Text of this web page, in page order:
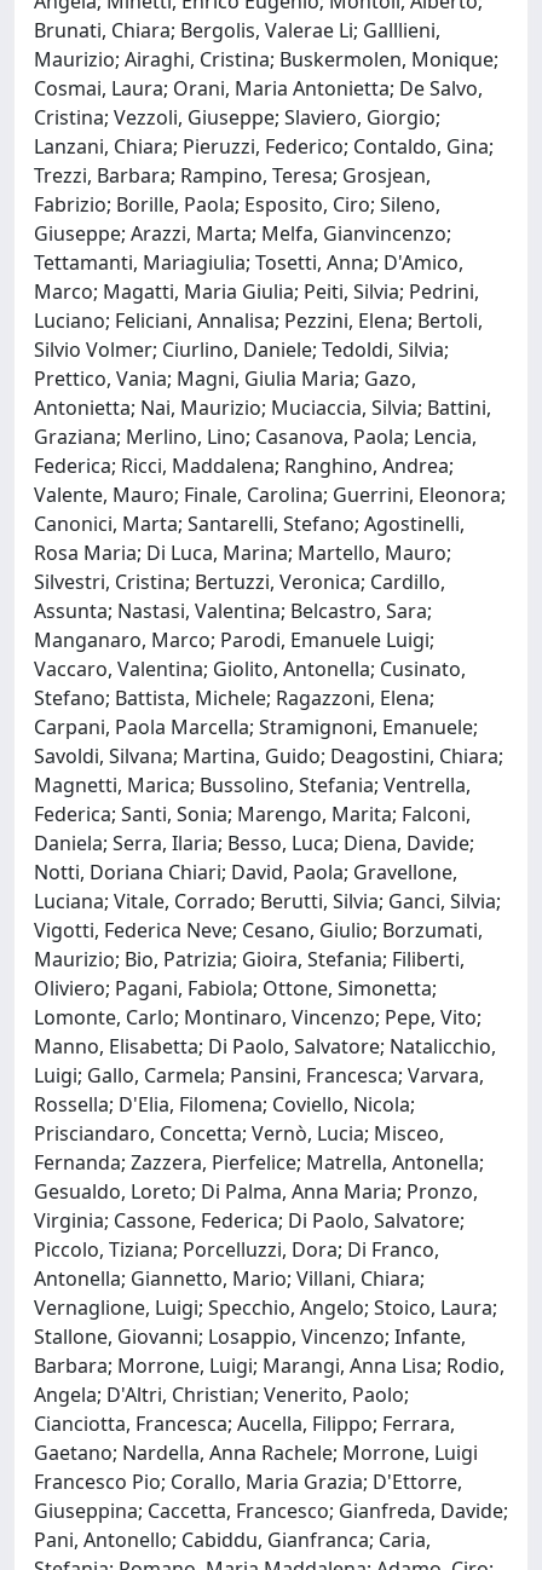
Brunati, Chiara; Bergolis, Valerae Li; Galllieni,
Maurizio; Airaghi, Cristina; Buskermolen, Monique;
Cosmai, Laura; Orani, Maria Antonietta; De Salvo,
Cristina; Vezzoli, Giuseppe; Slaviero, Giorgio;
Lanzani, Chiara; Pieruzzi, Federico; Contaldo, Gina;
Trezzi, Barbara; Rampino, Teresa; Grosjean,
Fabrizio; Borille, Paola; Esposito, Ciro; Sileno,
Giuseppe; Arazzi, Marta; Melfa, Gianvincenzo;
Tettamanti, Mariagiulia; Tosetti, Anna; D'Amico,
Marco; Magatti, Maria Giulia; Peiti, Silvia; Pedrini,
Luciano; Feliciani, Annalisa; Pezzini, Elena; Bertoli,
Silvio Volmer; Ciurlino, Daniele; Tedoldi, Silvia;
Prettico, Vania; Magni, Giulia Maria; Gazo,
Antonietta; Nai, Maurizio; Muciaccia, Silvia; Battini,
Graziana; Merlino, Lino; Casanova, Paola; Lencia,
Federica; Ricci, Maddalena; Ranghino, Andrea;
Valente, Mauro; Finale, Carolina; Guerrini, Eleonora;
Canonici, Marta; Santarelli, Stefano; Agostinelli,
Rosa Maria; Di Luca, Marina; Martello, Mauro;
Silvestri, Cristina; Bertuzzi, Veronica; Cardillo,
Assunta; Nastasi, Valentina; Belcastro, Sara;
Manganaro, Marco; Parodi, Emanuele Luigi;
Vaccaro, Valentina; Giolito, Antonella; Cusinato,
Stefano; Battista, Michele; Ragazzoni, Elena;
Carpani, Paola Marcella; Stramignoni, Emanuele;
Savoldi, Silvana; Martina, Guido; Deagostini, Chiara;
Magnetti, Marica; Bussolino, Stefania; Ventrella,
Federica; Santi, Sonia; Marengo, Marita; Falconi,
Daniela; Serra, Ilaria; Besso, Luca; Diena, Davide;
Notti, Doriana Chiari; David, Paola; Gravellone,
Luciana; Vitale, Corrado; Berutti, Silvia; Ganci, Silvia;
Vigotti, Federica Neve; Cesano, Giulio; Borzumati,
Maurizio; Bio, Patrizia; Gioira, Stefania; Filiberti,
Oliviero; Pagani, Fabiola; Ottone, Simonetta;
Lomonte, Carlo; Montinaro, Vincenzo; Pepe, Vito;
Manno, Elisabetta; Di Paolo, Salvatore; Natalicchio,
Luigi; Gallo, Carmela; Pansini, Francesca; Varvara,
Rossella; D'Elia, Filomena; Coviello, Nicola;
Prisciandaro, Concetta; Vernò, Lucia; Misceo,
Fernanda; Zazzera, Pierfelice; Matrella, Antonella;
Gesualdo, Loreto; Di Palma, Anna Maria; Pronzo,
Virginia; Cassone, Federica; Di Paolo, Salvatore;
Piccolo, Tiziana; Porcelluzzi, Dora; Di Franco,
Antonella; Giannetto, Mario; Villani, Chiara;
Vernaglione, Luigi; Specchio, Angelo; Stoico, Laura;
Stallone, Giovanni; Losappio, Vincenzo; Infante,
Barbara; Morrone, Luigi; Marangi, Anna Lisa; Rodio,
Angela; D'Altri, Christian; Venerito, Paolo;
Cianciotta, Francesca; Aucella, Filippo; Ferrara,
Gaetano; Nardella, Anna Rachele; Morrone, Luigi
Francesco Pio; Corallo, Maria Grazia; D'Ettorre,
Giuseppina; Caccetta, Francesco; Gianfreda, Davide;
Pani, Antonello; Cabiddu, Gianfranca; Caria,